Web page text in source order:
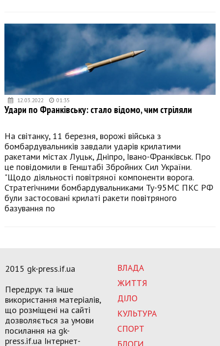
12.03.2022 01:35
Удари по Франківську: стало відомо, чим стріляли
На світанку, 11 березня, ворожі війська з
бомбардувальників завдали ударів крилатими
ракетами містах Луцьк, Дніпро, Івано-Франківськ. Про
це повідомили в Генштабі Збройних Сил України.
"Щодо діяльності повітряної компоненти ворога.
Стратегічними бомбардувальниками Ту-95МС ПКС РФ
були застосовані крилаті ракети повітряного
базування по
ВЛАДА
ЖИТТЯ
ДІЛО
КУЛЬТУРА
СПОРТ
БЛОГИ
2015 gk-press.if.ua
Передрук та інше
використання матеріалів,
що розміщені на сайті
дозволяється за умови
посилання на gk-
press.if.ua Інтернет-